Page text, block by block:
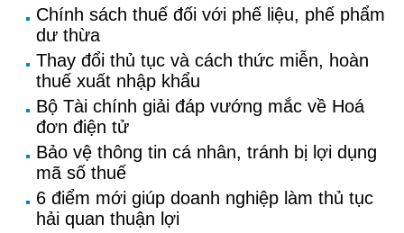
Chính sách thuế đối với phế liệu, phế phẩm
dư thừa
Thay đổi thủ tục và cách thức miễn, hoàn
thuế xuất nhập khẩu
Bộ Tài chính giải đáp vướng mắc về Hoá
đơn điện tử
Bảo vệ thông tin cá nhân, tránh bị lợi dụng
mã số thuế
6 điểm mới giúp doanh nghiệp làm thủ tục
hải quan thuận lợi